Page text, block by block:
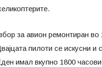
за авион ремонтиран во
пилоти се искусни и
имал вкупно 1800